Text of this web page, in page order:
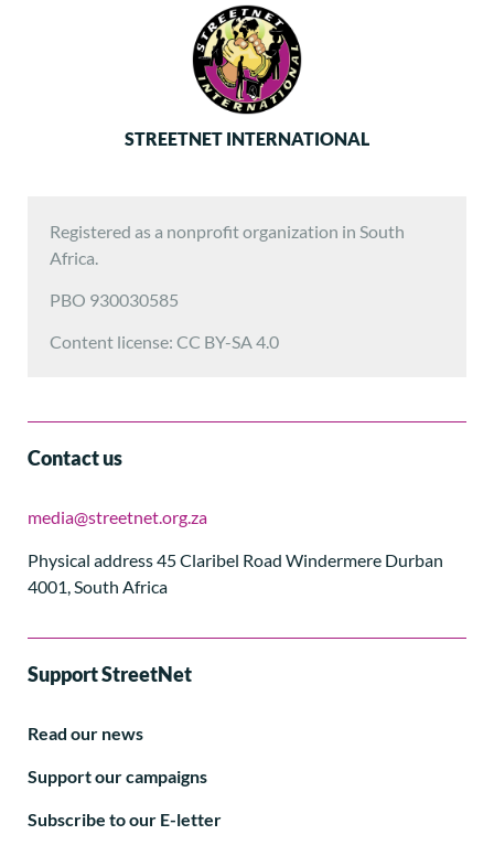
STREETNET INTERNATIONAL
Registered as a nonprofit organization in South
Africa.
PBO 930030585
Content license: CC BY-SA 4.0
Contact us
media@streetnet.org.za
Physical address 45 Claribel Road Windermere Durban
4001, South Africa
Support StreetNet
Read our news
Support our campaigns
Subscribe to our E-letter